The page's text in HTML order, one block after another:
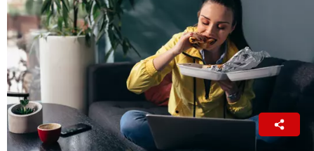
La Rédaction
4 décembre 2024 17:48